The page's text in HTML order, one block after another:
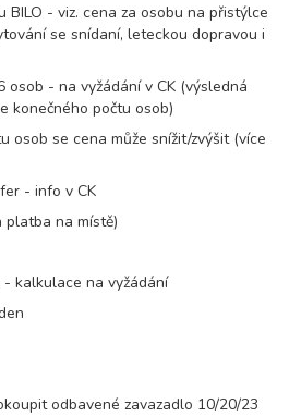
BILO - viz. cena za osobu na přistýlce
se snídaní, leteckou dopravou i
osob - na vyžádání v CK (výsledná
konečného počtu osob)
osob se cena může snížit/zvýšit (více
- info v CK
na místě)
kalkulace na vyžádání
odbavené zavazadlo 10/20/23